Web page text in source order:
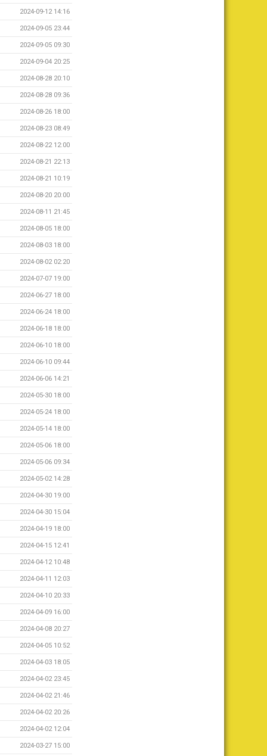
2024-09-12 14:16
2024-09-05 23:44
2024-09-05 09:30
2024-09-04 20:25
2024-08-28 20:10
2024-08-28 09:36
2024-08-26 18:00
2024-08-23 08:49
2024-08-22 12:00
2024-08-21 22:13
2024-08-21 10:19
2024-08-20 20:00
2024-08-11 21:45
2024-08-05 18:00
2024-08-03 18:00
2024-08-02 02:20
2024-07-07 19:00
2024-06-27 18:00
2024-06-24 18:00
2024-06-18 18:00
2024-06-10 18:00
2024-06-10 09:44
2024-06-06 14:21
2024-05-30 18:00
2024-05-24 18:00
2024-05-14 18:00
2024-05-06 18:00
2024-05-06 09:34
2024-05-02 14:28
2024-04-30 19:00
2024-04-30 15:04
2024-04-19 18:00
2024-04-15 12:41
2024-04-12 10:48
2024-04-11 12:03
2024-04-10 20:33
2024-04-09 16:00
2024-04-08 20:27
2024-04-05 10:52
2024-04-03 18:05
2024-04-02 23:45
2024-04-02 21:46
2024-04-02 20:26
2024-04-02 12:04
2024-03-27 15:00